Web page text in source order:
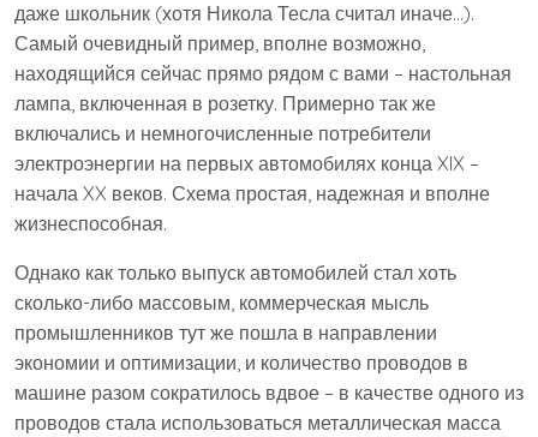
даже школьник (хотя Никола Тесла считал иначе…).
Самый очевидный пример, вполне возможно,
находящийся сейчас прямо рядом с вами – настольная
лампа, включенная в розетку. Примерно так же
включались и немногочисленные потребители
электроэнергии на первых автомобилях конца XIX –
начала XX веков. Схема простая, надежная и вполне
жизнеспособная.
Однако как только выпуск автомобилей стал хоть
сколько-либо массовым, коммерческая мысль
промышленников тут же пошла в направлении
экономии и оптимизации, и количество проводов в
машине разом сократилось вдвое – в качестве одного из
проводов стала использоваться металлическая масса